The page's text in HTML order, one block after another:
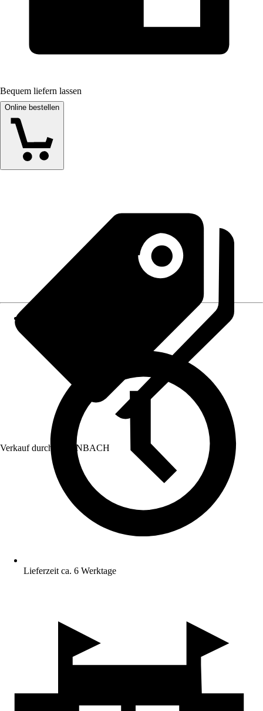
Bequem liefern lassen
Online bestellen
Verkauf durch: HORNBACH
Lieferzeit ca. 6 Werktage